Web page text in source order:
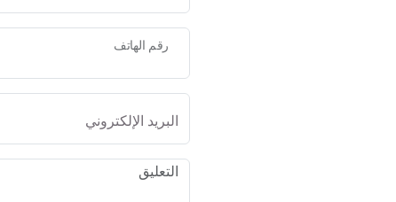
رقم الهاتف
البريد الإلكتروني